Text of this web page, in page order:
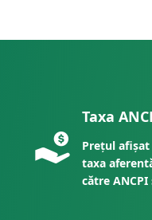
Taxa
Prețul
taxa
către